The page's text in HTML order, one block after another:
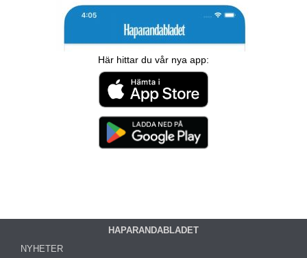
Här hittar du vår nya app:
HAPARANDABLADET
NYHETER